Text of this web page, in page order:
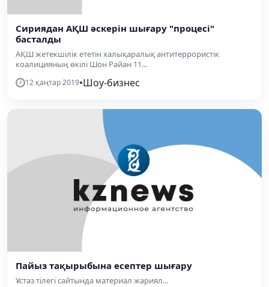
Сириядан АҚШ әскерін шығару "процесі"
басталды
АҚШ жетекшілік ететін халықаралық антитеррористік
коалицияның өкілі Шон Райан 11...
12 қаңтар 2019•Шоу-бизнес
Пайыз тақырыбына есептер шығару
Ұстаз тілегі сайтында материал жариял...